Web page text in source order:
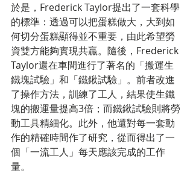
於是，Frederick Taylor提出了一套科學
的標準：透過可以把蛋糕做大，大到如
何切分蛋糕顯得並不重要，由此希望勞
資雙方能夠實現共贏。隨後，Frederick
Taylor還在車間進行了著名的「搬運生
鐵塊試驗」和「鐵鍬試驗」。前者改進
了操作方法，訓練了工人，結果使生鐵
塊的搬運量提高3倍；而鐵鍬試驗則將勞
動工具精細化。此外，他還對每一套動
作的精確時間作了研究，從而得出了一
個「一流工人」每天應該完成的工作
量。